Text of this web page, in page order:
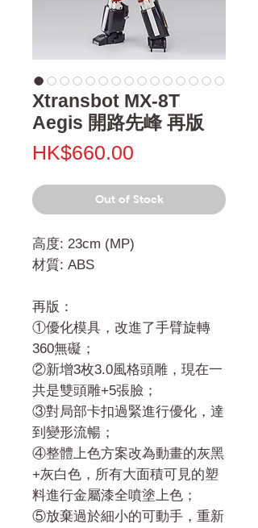
Xtransbot MX-8T
Aegis 開路先峰 再版
HK$660.00
Out of Stock
高度: 23cm (MP)
材質: ABS
再版：
①優化模具，改進了手臂旋轉
360無礙；
②新增3枚3.0風格頭雕，現在一
共是雙頭雕+5張臉；
③對局部卡扣過緊進行優化，達
到變形流暢；
④整體上色方案改為動畫的灰黑
+灰白色，所有大面積可見的塑
料進行金屬漆全噴塗上色；
⑤放棄過於細小的可動手，重新